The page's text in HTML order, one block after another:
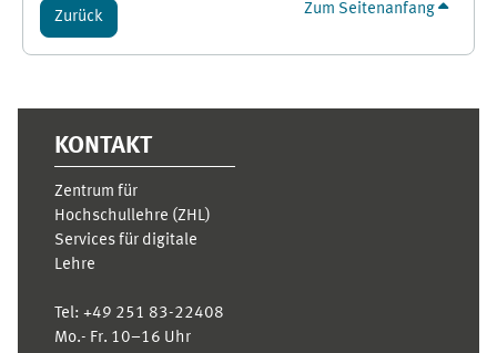
Zurück Zum Seitenanfang
KONTAKT
Zentrum für
Hochschullehre (ZHL)
Services für digitale
Lehre
Tel: +49 251 83-22408
Mo.- Fr. 10–16 Uhr